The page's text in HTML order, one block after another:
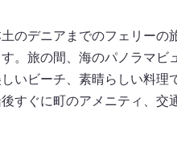
のデニアまでのフェリー
。旅の間、海のパノラマ
いビーチ、素晴らしい料
すぐに町のアメニティ、交